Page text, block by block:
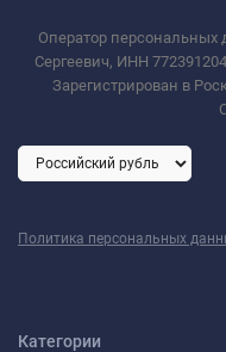
Оператор
Сергеевич, ИНН
Зарегистрирован в
Политика персональных
Категории